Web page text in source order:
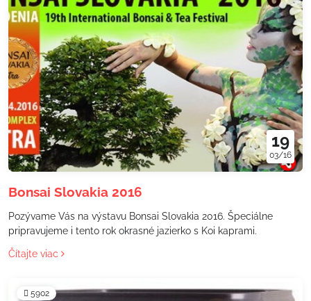
19
03/16
Bonsai Slovakia 2016
Pozývame Vás na výstavu Bonsai Slovakia 2016. Špeciálne
pripravujeme i tento rok okrasné jazierko s Koi kaprami.
Čítajte viac
5902